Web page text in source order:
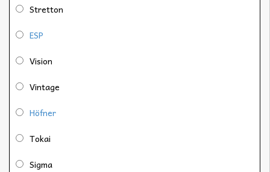
Stretton
ESP
Vision
Vintage
Höfner
Tokai
Sigma